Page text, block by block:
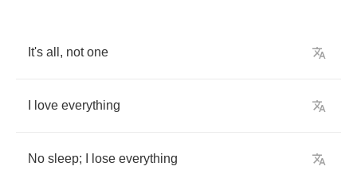
It's all , not one
love everything
No sleep; lose everything